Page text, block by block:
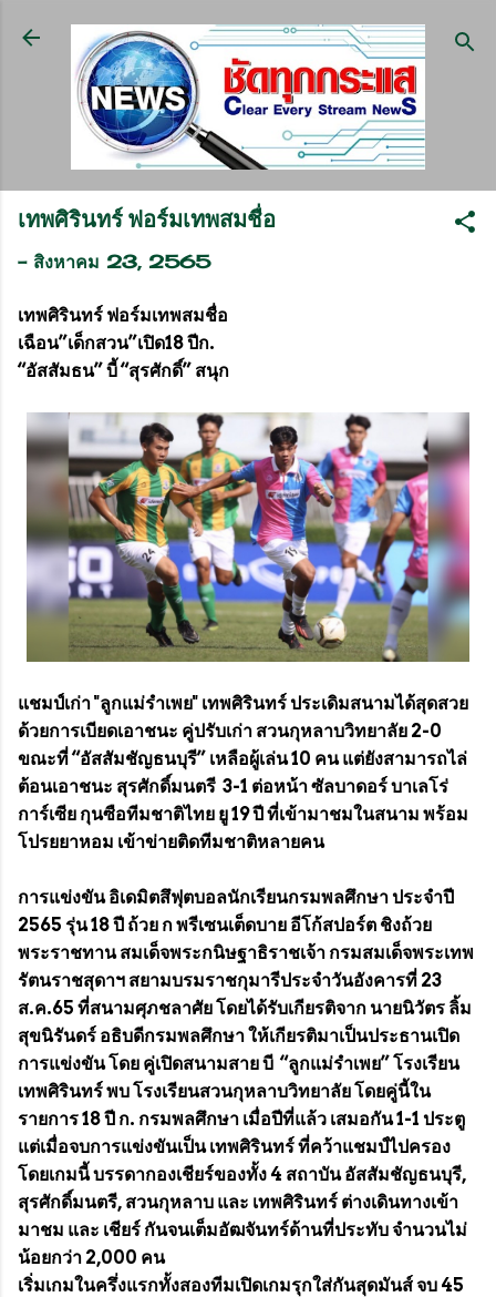
ข้ามไปที่เนื้อหาหลัก
เทพศิรินทร์ ฟอร์มเทพสมชื่อ
- สิงหาคม 23, 2565
เทพศิรินทร์ ฟอร์มเทพสมชื่อ
เฉือน”เด็กสวน”เปิด18 ปีก.
“อัสสัมธน” บี้ “สุรศักดิ์” สนุก
แชมป์เก่า "ลูกแม่รำเพย" เทพศิรินทร์ ประเดิมสนามได้สุดสวย
ด้วยการเบียดเอาชนะ คู่ปรับเก่า สวนกุหลาบวิทยาลัย 2-0
ขณะที่ “อัสสัมชัญธนบุรี” เหลือผู้เล่น 10 คน แต่ยังสามารถไล่
ต้อนเอาชนะ สุรศักดิ์มนตรี 3-1 ต่อหน้า ซัลบาดอร์ บาเลโร่
การ์เซีย กุนซือทีมชาติไทย ยู 19 ปี ที่เข้ามาชมในสนาม พร้อม
โปรยยาหอม เข้าข่ายติดทีมชาติหลายคน
การแข่งขัน อิเดมิตสึฟุตบอลนักเรียนกรมพลศึกษา ประจำปี
2565 รุ่น 18 ปี ถ้วย ก พรีเซนเต็ดบาย อีโก้สปอร์ต ชิงถ้วย
พระราชทาน สมเด็จพระกนิษฐาธิราชเจ้า กรมสมเด็จพระเทพ
รัตนราชสุดาฯ สยามบรมราชกุมารีประจำวันอังคารที่ 23
ส.ค.65 ที่สนามศุภชลาศัย โดยได้รับเกียรติจาก นายนิวัตร ลิ้ม
สุขนิรันดร์ อธิบดีกรมพลศึกษา ให้เกียรติมาเป็นประธานเปิด
การแข่งขัน โดย คู่เปิดสนามสาย บี “ลูกแม่รำเพย” โรงเรียน
เทพศิรินทร์ พบ โรงเรียนสวนกุหลาบวิทยาลัย โดยคู่นี้ใน
รายการ 18 ปี ก. กรมพลศึกษา เมื่อปีที่แล้ว เสมอกัน 1-1 ประตู
แต่เมื่อจบการแข่งขันเป็น เทพศิรินทร์ ที่คว้าแชมป์ไปครอง
โดยเกมนี้ บรรดากองเชียร์ของทั้ง 4 สถาบัน อัสสัมชัญธนบุรี,
สุรศักดิ์มนตรี, สวนกุหลาบ และ เทพศิรินทร์ ต่างเดินทางเข้า
มาชม และ เชียร์ กันจนเต็มอัฒจันทร์ด้านที่ประทับ จำนวนไม่
น้อยกว่า 2,000 คน
เริ่มเกมในครึ่งแรกทั้งสองทีมเปิดเกมรุกใส่กันสุดมันส์ จบ 45